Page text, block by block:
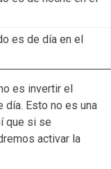
es de día en el
es invertir el
día. Esto no es una
que si se
activar la